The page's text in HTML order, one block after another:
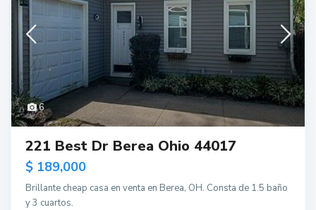
6
221 Best Dr Berea Ohio 44017
$ 189,000
Brillante cheap casa en venta en Berea, OH. Consta de 1.5 baño
y 3 cuartos.